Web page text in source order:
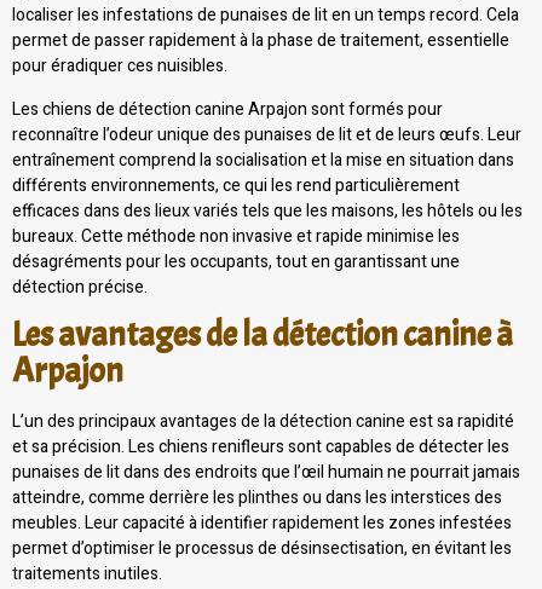
localiser les infestations de punaises de lit en un temps record. Cela
permet de passer rapidement à la phase de traitement, essentielle
pour éradiquer ces nuisibles.
Les chiens de détection canine Arpajon sont formés pour
reconnaître l’odeur unique des punaises de lit et de leurs œufs. Leur
entraînement comprend la socialisation et la mise en situation dans
différents environnements, ce qui les rend particulièrement
efficaces dans des lieux variés tels que les maisons, les hôtels ou les
bureaux. Cette méthode non invasive et rapide minimise les
désagréments pour les occupants, tout en garantissant une
détection précise.
Les avantages de la détection canine à
Arpajon
L’un des principaux avantages de la détection canine est sa rapidité
et sa précision. Les chiens renifleurs sont capables de détecter les
punaises de lit dans des endroits que l’œil humain ne pourrait jamais
atteindre, comme derrière les plinthes ou dans les interstices des
meubles. Leur capacité à identifier rapidement les zones infestées
permet d’optimiser le processus de désinsectisation, en évitant les
traitements inutiles.